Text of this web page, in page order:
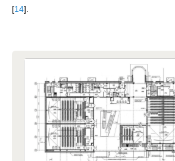
[14]